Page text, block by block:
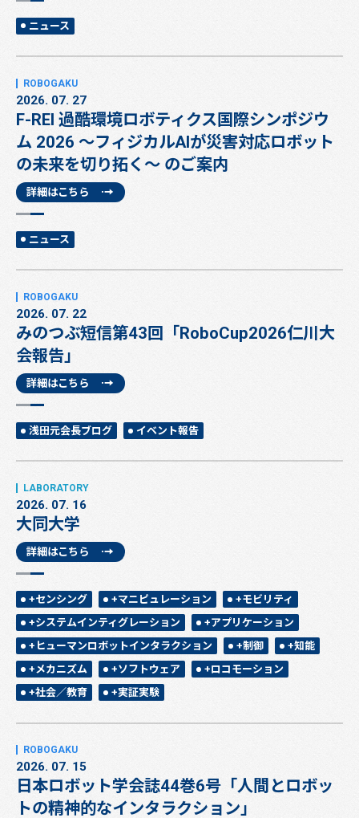
ニュース
2026. 07. 27
F-REI 過酷環境ロボティクス国際シンポジウ
ム 2026 ～フィジカルAIが災害対応ロボット
の未来を切り拓く～ のご案内
詳細はこちら
ニュース
2026. 07. 22
みのつぶ短信第43回「RoboCup2026仁川大
会報告」
詳細はこちら
浅田元会長ブログ イベント報告
2026. 07. 16
大同大学
詳細はこちら
+センシング +マニピュレーション +モビリティ
+システムインティグレーション +アプリケーション
+ヒューマンロボットインタラクション +制御 +知能
+メカニズム +ソフトウェア +ロコモーション
+社会／教育 +実証実験
2026. 07. 15
日本ロボット学会誌44巻6号「人間とロボッ
トの精神的なインタラクション」